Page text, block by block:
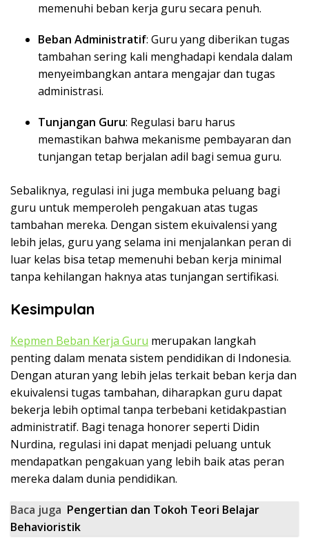
memenuhi beban kerja guru secara penuh.
Beban Administratif: Guru yang diberikan tugas
tambahan sering kali menghadapi kendala dalam
menyeimbangkan antara mengajar dan tugas
administrasi.
Tunjangan Guru: Regulasi baru harus
memastikan bahwa mekanisme pembayaran dan
tunjangan tetap berjalan adil bagi semua guru.
Sebaliknya, regulasi ini juga membuka peluang bagi
guru untuk memperoleh pengakuan atas tugas
tambahan mereka. Dengan sistem ekuivalensi yang
lebih jelas, guru yang selama ini menjalankan peran di
luar kelas bisa tetap memenuhi beban kerja minimal
tanpa kehilangan haknya atas tunjangan sertifikasi.
Kesimpulan
Kepmen Beban Kerja Guru merupakan langkah
penting dalam menata sistem pendidikan di Indonesia.
Dengan aturan yang lebih jelas terkait beban kerja dan
ekuivalensi tugas tambahan, diharapkan guru dapat
bekerja lebih optimal tanpa terbebani ketidakpastian
administratif. Bagi tenaga honorer seperti Didin
Nurdina, regulasi ini dapat menjadi peluang untuk
mendapatkan pengakuan yang lebih baik atas peran
mereka dalam dunia pendidikan.
Baca juga Pengertian dan Tokoh Teori Belajar
Behavioristik